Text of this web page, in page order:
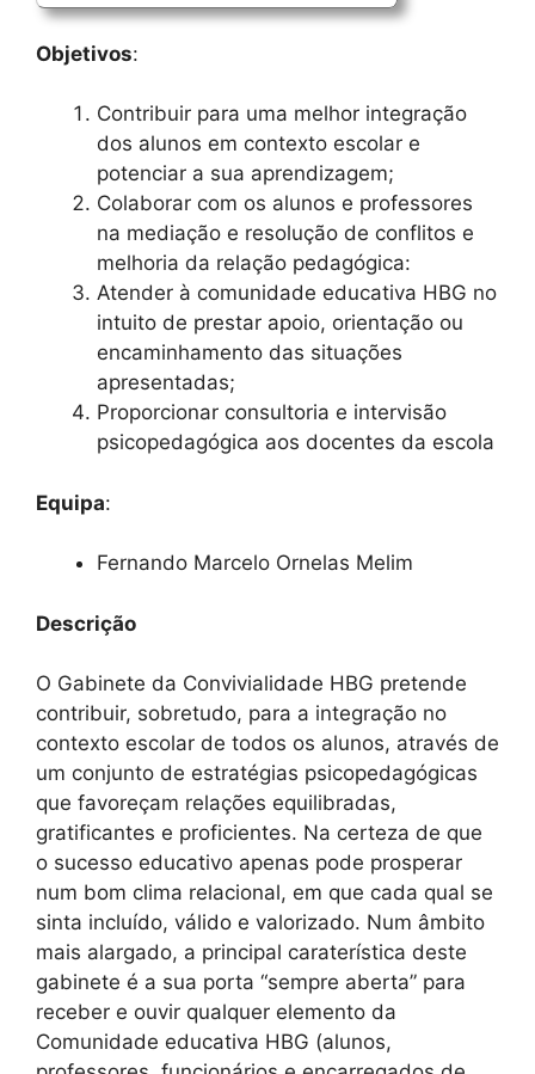
Objetivos:
Contribuir para uma melhor integração
dos alunos em contexto escolar e
potenciar a sua aprendizagem;
Colaborar com os alunos e professores
na mediação e resolução de conflitos e
melhoria da relação pedagógica:
Atender à comunidade educativa HBG no
intuito de prestar apoio, orientação ou
encaminhamento das situações
apresentadas;
Proporcionar consultoria e intervisão
psicopedagógica aos docentes da escola
Equipa:
Fernando Marcelo Ornelas Melim
Descrição
O Gabinete da Convivialidade HBG pretende
contribuir, sobretudo, para a integração no
contexto escolar de todos os alunos, através de
um conjunto de estratégias psicopedagógicas
que favoreçam relações equilibradas,
gratificantes e proficientes. Na certeza de que
o sucesso educativo apenas pode prosperar
num bom clima relacional, em que cada qual se
sinta incluído, válido e valorizado. Num âmbito
mais alargado, a principal caraterística deste
gabinete é a sua porta “sempre aberta” para
receber e ouvir qualquer elemento da
Comunidade educativa HBG (alunos,